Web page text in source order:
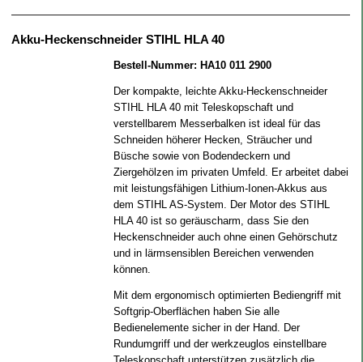
Akku-Heckenschneider STIHL HLA 40
Bestell-Nummer: HA10 011 2900
Der kompakte, leichte Akku-Heckenschneider
STIHL HLA 40 mit Teleskopschaft und
verstellbarem Messerbalken ist ideal für das
Schneiden höherer Hecken, Sträucher und
Büsche sowie von Bodendeckern und
Ziergehölzen im privaten Umfeld. Er arbeitet dabei
mit leistungsfähigen Lithium-Ionen-Akkus aus
dem STIHL AS-System. Der Motor des STIHL
HLA 40 ist so geräuscharm, dass Sie den
Heckenschneider auch ohne einen Gehörschutz
und in lärmsensiblen Bereichen verwenden
können.
Mit dem ergonomisch optimierten Bediengriff mit
Softgrip-Oberflächen haben Sie alle
Bedienelemente sicher in der Hand. Der
Rundumgriff und der werkzeuglos einstellbare